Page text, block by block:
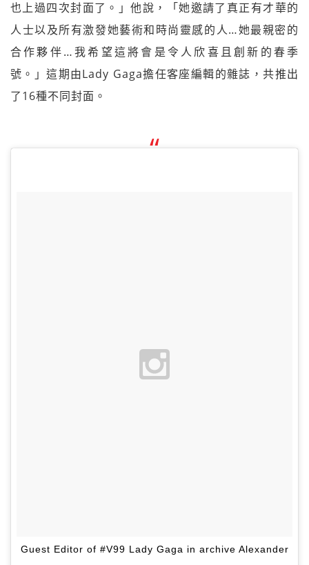
也上過四次封面了。」他說，「她邀請了真正有才華的
人士以及所有激發她藝術和時尚靈感的人…她最親密的
合作夥伴…我希望這將會是令人欣喜且創新的春季
號。」這期由Lady Gaga擔任客座編輯的雜誌，共推出
了16種不同封面。
Guest Editor of #V99 Lady Gaga in archive Alexander